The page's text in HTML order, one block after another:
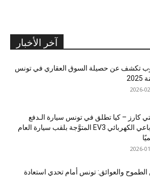
آخر الأخبار
تكشف عن حصيلة السوق العقاري في تونس
2026-
كارز – كيا تطلق في تونس سيارة الـدفع
الرباعي الكهربائي EV3 المتوَّجة بلقب سيارة العام
2026-
الطموح والعوائق: تونس أمام تحدي استعادة